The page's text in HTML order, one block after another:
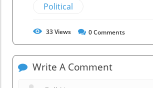
Political
33Views 0Comments
Write A Comment